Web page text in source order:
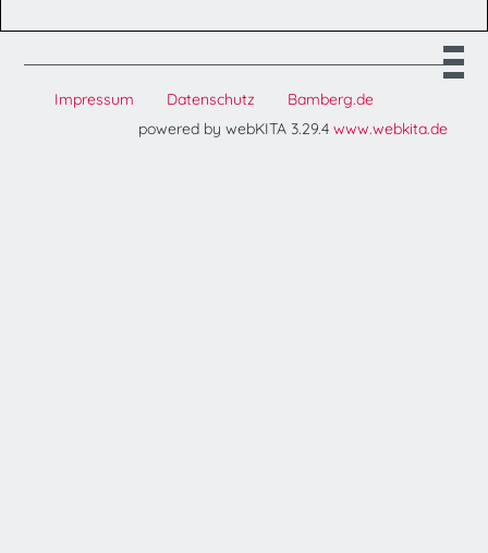
Impressum Datenschutz
Bamberg.de
powered by webKITA 3.29.4 www.webkita.de